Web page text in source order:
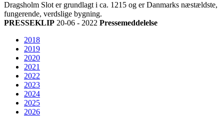
Dragsholm Slot er grundlagt i ca. 1215 og er Danmarks næstældste,
fungerende, verdslige bygning.
PRESSEKLIP 20-06 - 2022 Pressemeddelelse
2018
2019
2020
2021
2022
2023
2024
2025
2026